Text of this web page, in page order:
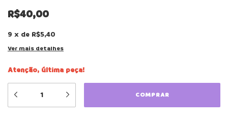
R$40,00
9 x de R$5,40
Ver mais detalhes
Atenção, última peça!